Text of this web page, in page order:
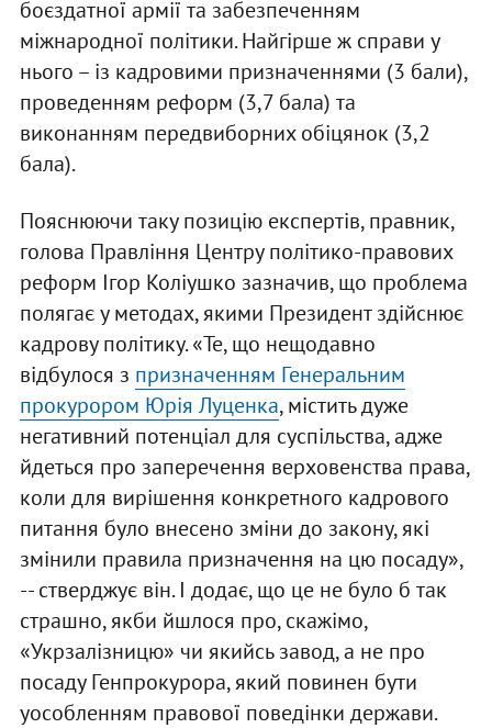
боєздатної армії та забезпеченням
міжнародної політики. Найгірше ж справи у
нього – із кадровими призначеннями (3 бали),
проведенням реформ (3,7 бала) та
виконанням передвиборних обіцянок (3,2
бала).
Пояснюючи таку позицію експертів, правник,
голова Правління Центру політико-правових
реформ Ігор Коліушко зазначив, що проблема
полягає у методах, якими Президент здійснює
кадрову політику. «Те, що нещодавно
відбулося з призначенням Генеральним
прокурором Юрія Луценка, містить дуже
негативний потенціал для суспільства, адже
йдеться про заперечення верховенства права,
коли для вирішення конкретного кадрового
питання було внесено зміни до закону, які
змінили правила призначення на цю посаду»,
-- стверджує він. І додає, що це не було б так
страшно, якби йшлося про, скажімо,
«Укрзалізницю» чи якийсь завод, а не про
посаду Генпрокурора, який повинен бути
уособленням правової поведінки держави.